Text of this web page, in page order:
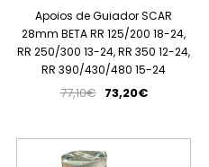
Apoios de Guiador SCAR
28mm BETA RR 125/200 18-24,
RR 250/300 13-24, RR 350 12-24,
RR 390/430/480 15-24
77,10€ 73,20€